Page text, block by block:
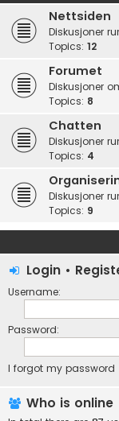
Nettsiden
Diskusjoner
Topics: 12
Forumet
Diskusjoner
Topics: 8
Chatten
Diskusjoner
Topics: 4
Diskusjoner
Topics: 9
Login •
Username:
Password:
I forgot my password
Who is online